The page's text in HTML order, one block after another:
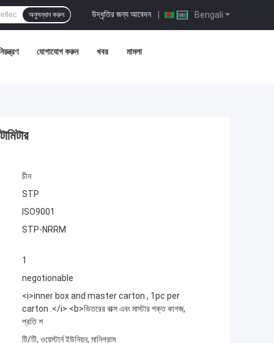
Bengali
উদ্ধৃতির জন্য আবেদন |
অনুসন্ধান করুন
যোগাযোগ করুন খবর মামলা
চীন
STP
ISO9001
STP-NRRM
1
negotionable
<i>inner box and master carton , 1pc per
carton .</i> <b>ভিতরের বাক্স এবং মাস্টার শক্ত কাগজ,
প্রতি শ
টি/টি, ওয়েস্টার্ন ইউনিয়ন, মানিগ্রাম